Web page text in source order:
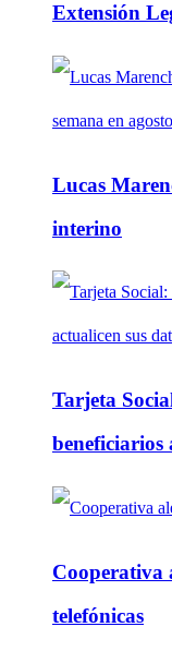
Extensión
Lucas
interino
Tarjeta
beneficiarios
Cooperativa
telefónicas